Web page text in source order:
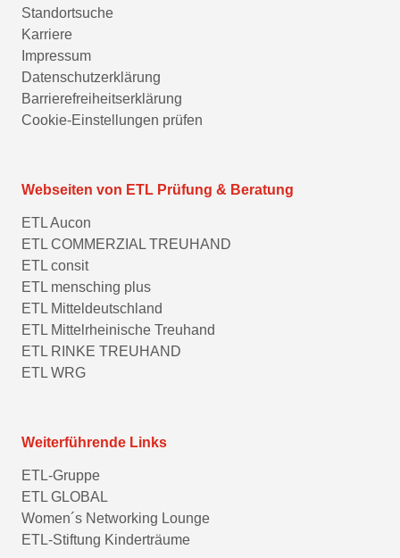
Standortsuche
Karriere
Impressum
Datenschutzerklärung
Barrierefreiheitserklärung
Cookie-Einstellungen prüfen
Webseiten von ETL Prüfung & Beratung
ETL Aucon
ETL COMMERZIAL TREUHAND
ETL consit
ETL mensching plus
ETL Mitteldeutschland
ETL Mittelrheinische Treuhand
ETL RINKE TREUHAND
ETL WRG
Weiterführende Links
ETL-Gruppe
ETL GLOBAL
Women´s Networking Lounge
ETL-Stiftung Kinderträume